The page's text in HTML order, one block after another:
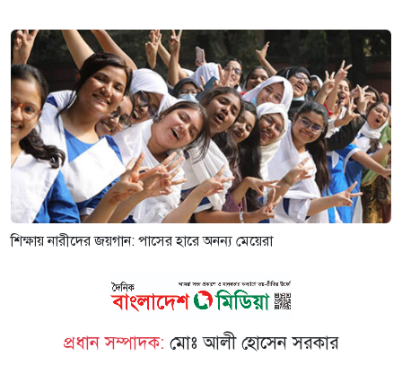
শিক্ষায় নারীদের জয়গান: পাসের হারে অনন্য মেয়েরা
প্রধান সম্পাদক: মোঃ আলী হোসেন সরকার